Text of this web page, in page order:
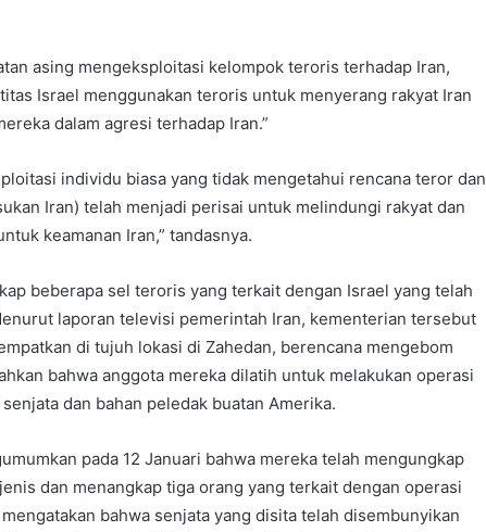
asing mengeksploitasi kelompok teroris terhadap Iran,
Israel menggunakan teroris untuk menyerang rakyat Iran
dalam agresi terhadap Iran.”
individu biasa yang tidak mengetahui rencana teror dan
Iran) telah menjadi perisai untuk melindungi rakyat dan
keamanan Iran,” tandasnya.
beberapa sel teroris yang terkait dengan Israel yang telah
laporan televisi pemerintah Iran, kementerian tersebut
di tujuh lokasi di Zahedan, berencana mengebom
bahwa anggota mereka dilatih untuk melakukan operasi
dan bahan peledak buatan Amerika.
pada 12 Januari bahwa mereka telah mengungkap
dan menangkap tiga orang yang terkait dengan operasi
bahwa senjata yang disita telah disembunyikan